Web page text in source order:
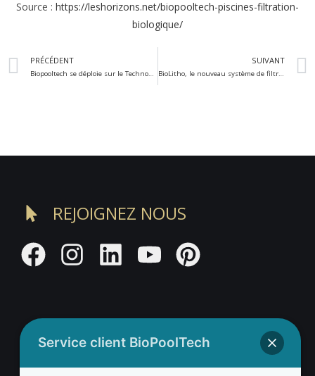
Source : https://leshorizons.net/biopooltech-piscines-filtration-
biologique/
PRÉCÉDENT
Biopooltech se déploie sur le Technopôle de l’Arbois
SUIVANT
BioLitho, le nouveau système de filtration qui transforme toute les piscines chimiques en piscines écologiques et connectées
REJOIGNEZ NOUS
Adresse BioValue BioPoolTech
Service client BioPoolTech